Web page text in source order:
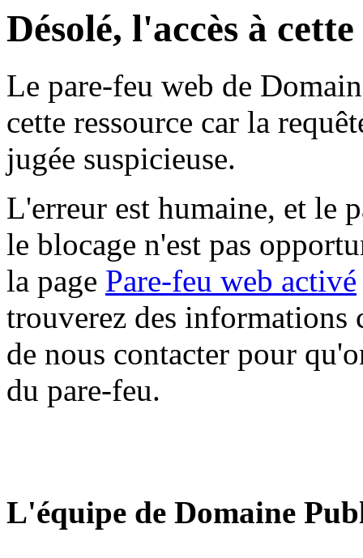
Désolé, l'accès à
Le pare-feu web de
cette ressource car la
jugée suspicieuse.
L'erreur est humaine, et le
le blocage n'est pas
la page Pare-feu web activé
trouverez des informations
de nous contacter pour
du pare-feu.
L'équipe de Domaine